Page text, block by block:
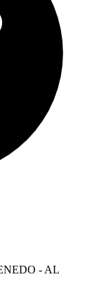
- AL